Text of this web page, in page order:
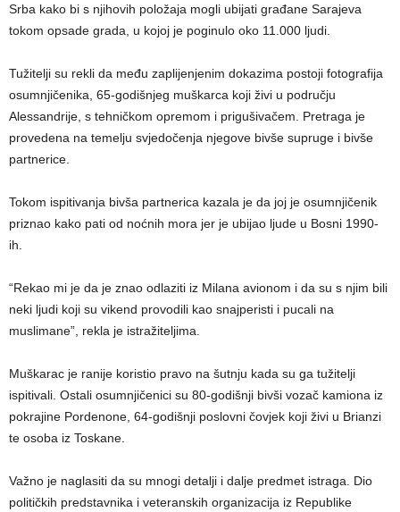
Srba kako bi s njihovih položaja mogli ubijati građane Sarajeva
tokom opsade grada, u kojoj je poginulo oko 11.000 ljudi.
Tužitelji su rekli da među zaplijenjenim dokazima postoji fotografija
osumnjičenika, 65-godišnjeg muškarca koji živi u području
Alessandrije, s tehničkom opremom i prigušivačem. Pretraga je
provedena na temelju svjedočenja njegove bivše supruge i bivše
partnerice.
Tokom ispitivanja bivša partnerica kazala je da joj je osumnjičenik
priznao kako pati od noćnih mora jer je ubijao ljude u Bosni 1990-
ih.
“Rekao mi je da je znao odlaziti iz Milana avionom i da su s njim bili
neki ljudi koji su vikend provodili kao snajperisti i pucali na
muslimane”, rekla je istražiteljima.
Muškarac je ranije koristio pravo na šutnju kada su ga tužitelji
ispitivali. Ostali osumnjičenici su 80-godišnji bivši vozač kamiona iz
pokrajine Pordenone, 64-godišnji poslovni čovjek koji živi u Brianzi
te osoba iz Toskane.
Važno je naglasiti da su mnogi detalji i dalje predmet istraga. Dio
političkih predstavnika i veteranskih organizacija iz Republike